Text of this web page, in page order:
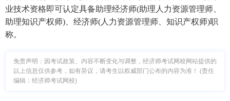
业技术资格即可认定具备助理经济师(助理人力资源管理师、
助理知识产权师)、经济师(人力资源管理师、知识产权师)职
称。
免责声明：因考试政策、内容不断变化与调整，经济师考试网校网站提供的
以上信息仅供参考，如有异议，请考生以权威部门公布的内容为准！ (责任
编辑：经济师考试网校)